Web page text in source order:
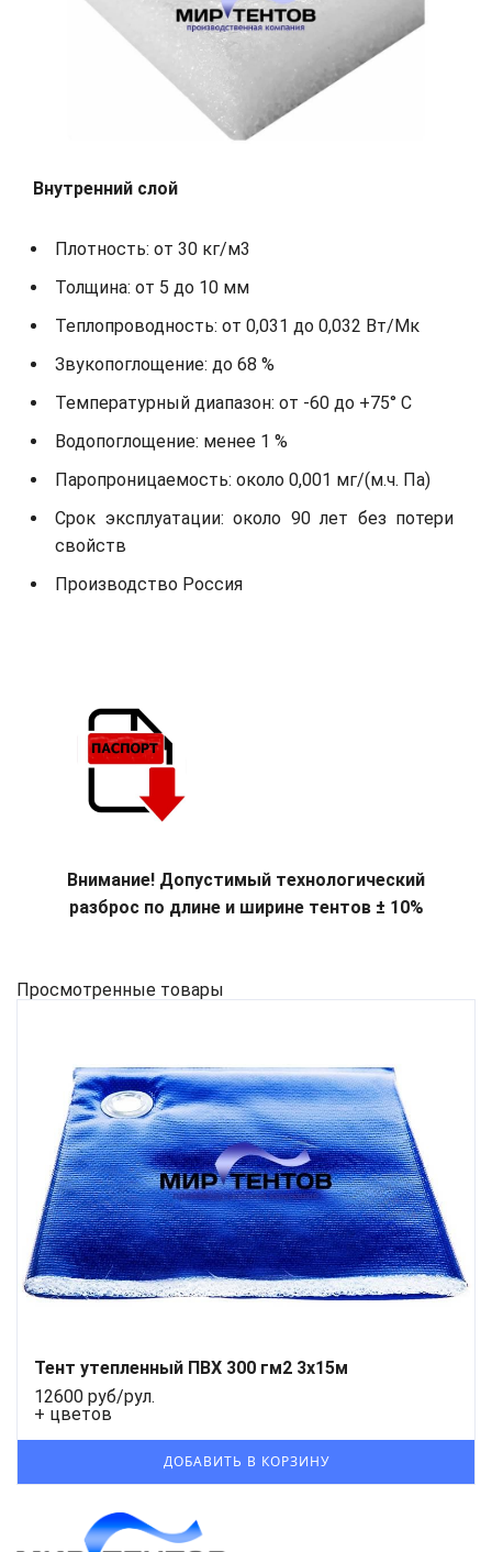
Внутренний слой
Плотность: от 30 кг/м3
Толщина: от 5 до 10 мм
Теплопроводность: от 0,031 до 0,032 Вт/Мк
Звукопоглощение: до 68 %
Температурный диапазон: от -60 до +75° С
Водопоглощение: менее 1 %
Паропроницаемость: около 0,001 мг/(м.ч. Па)
Срок эксплуатации: около 90 лет без потери
свойств
Производство Россия
Внимание! Допустимый технологический
разброс по длине и ширине тентов ± 10%
Просмотренные товары
Тент утепленный ПВХ 300 гм2 3х15м
12600 руб/рул.
+ цветов